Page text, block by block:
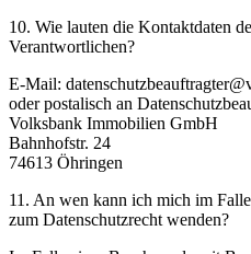
10. Wie lauten die Kontaktdaten
Verantwortlichen?
E-Mail:
oder postalisch an
Volksbank Immobilien GmbH
Bahnhofstr. 24
74613 Öhringen
11. An wen kann ich mich im
zum Datenschutzrecht wenden?